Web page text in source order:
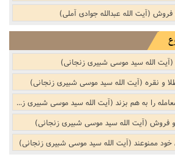
(آیت الله عبدالله جوادی آملی)
الله سید موسی شبیری زنجانی)
و نقره (آیت الله سید موسی شبیری زنجانی)
مواردی که انسان می تواند معامله را به هم بزند (آیت الله سید موسی شبیری زنجانی)
فروش‌‌ (آیت الله سید موسی شبیری زنجانی)
ممنوعند (آیت الله سید موسی شبیری زنجانی)